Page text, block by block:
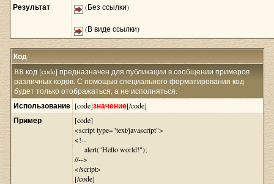
Результат (Без ссылки)
(В виде ссылки)
Код
BB код [code] предназначен для публикации в сообщении примеров
различных кодов. С помощью специального форматирования код
будет только отображаться, а не исполняться.
Использование [code]значение[/code]
Пример
[code]
<script type="text/javascript">
<!--
alert("Hello world!");
//-->
</script>
[/code]